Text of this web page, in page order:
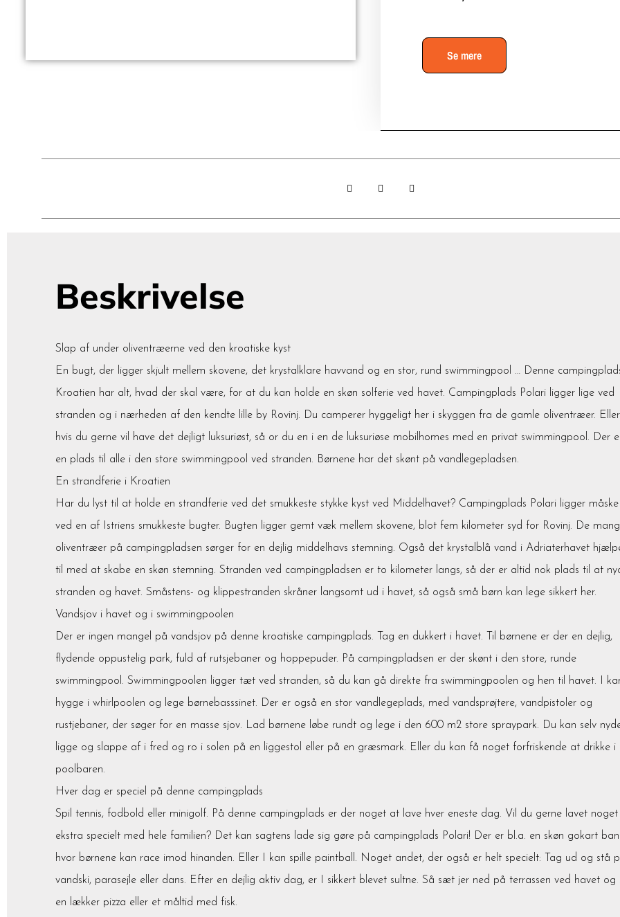
Se mere
Beskrivelse
Slap af under oliventræerne ved den kroatiske kyst
En bugt, der ligger skjult mellem skovene, det krystalklare havvand og en stor, rund swimmingpool … Denne
Kroatien har alt, hvad der skal være, for at du kan holde en skøn solferie ved havet. Campingplads Polari ligger lige ved
stranden og i nærheden af den kendte lille by Rovinj. Du camperer hyggeligt her i skyggen fra de gamle oliventræer. Eller
hvis du gerne vil have det dejligt luksuriøst, så or du en i en de luksuriøse mobilhomes med en privat swimmingpool. Der
en plads til alle i den store swimmingpool ved stranden. Børnene har det skønt på vandlegepladsen.
En strandferie i Kroatien
Har du lyst til at holde en strandferie ved det smukkeste stykke kyst ved Middelhavet? Campingplads Polari ligger måske
ved en af Istriens smukkeste bugter. Bugten ligger gemt væk mellem skovene, blot fem kilometer syd for Rovinj. De
oliventræer på campingpladsen sørger for en dejlig middelhavs stemning. Også det krystalblå vand i Adriaterhavet
til med at skabe en skøn stemning. Stranden ved campingpladsen er to kilometer langs, så der er altid nok plads til at
stranden og havet. Småstens- og klippestranden skråner langsomt ud i havet, så også små børn kan lege sikkert her.
Vandsjov i havet og i swimmingpoolen
Der er ingen mangel på vandsjov på denne kroatiske campingplads. Tag en dukkert i havet. Til børnene er der en dejlig,
flydende oppustelig park, fuld af rutsjebaner og hoppepuder. På campingpladsen er der skønt i den store, runde
swimmingpool. Swimmingpoolen ligger tæt ved stranden, så du kan gå direkte fra swimmingpoolen og hen til havet. I
hygge i whirlpoolen og lege børnebasssinet. Der er også en stor vandlegeplads, med vandsprøjtere, vandpistoler og
rustjebaner, der søger for en masse sjov. Lad børnene løbe rundt og lege i den 600 m2 store spraypark. Du kan selv
ligge og slappe af i fred og ro i solen på en liggestol eller på en græsmark. Eller du kan få noget forfriskende at drikke i
poolbaren.
Hver dag er speciel på denne campingplads
Spil tennis, fodbold eller minigolf. På denne campingplads er der noget at lave hver eneste dag. Vil du gerne lavet noget
ekstra specielt med hele familien? Det kan sagtens lade sig gøre på campingplads Polari! Der er bl.a. en skøn gokart
hvor børnene kan race imod hinanden. Eller I kan spille paintball. Noget andet, der også er helt specielt: Tag ud og stå
vandski, parasejle eller dans. Efter en dejlig aktiv dag, er I sikkert blevet sultne. Så sæt jer ned på terrassen ved havet og
en lækker pizza eller et måltid med fisk.